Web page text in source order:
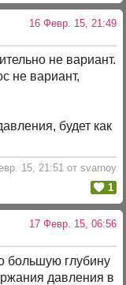
16 Февр. 15, 21:49
не вариант.
не вариант,
будет как
15, 21:51 от svarnoy
1
17 Февр. 15, 06:56
большую глубину
давления в